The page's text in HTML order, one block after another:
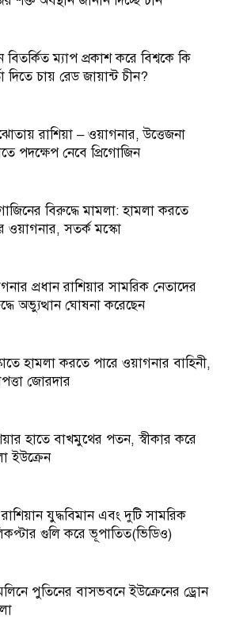
ম্যাপ প্রকাশ করে বিশ্বকে কি
দিতে চায় রেড জায়ান্ট চীন?
রাশিয়া – ওয়াগনার, উত্তেজনা
পদক্ষেপ নেবে প্রিগোজিন
বিরুদ্ধে মামলা: হামলা করতে
ওয়াগনার, সতর্ক মস্কো
প্রধান রাশিয়ার সামরিক নেতাদের
অভ্যুত্থান ঘোষনা করেছেন
হামলা করতে পারে ওয়াগনার বাহিনী,
জোরদার
হাতে বাখমুথের পতন, স্বীকার করে
ইউক্রেন
যুদ্ধবিমান এবং দুটি সামরিক
গুলি করে ভূপাতিত(ভিডিও)
পুতিনের বাসভবনে ইউক্রেনের ড্রোন